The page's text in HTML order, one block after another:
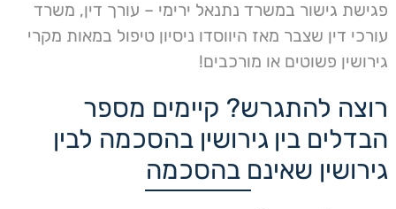
פגישת גישור במשרד נתנאל ירימי – עורך דין, משרד
עורכי דין שצבר מאז היווסדו ניסיון טיפול במאות מקרי
גירושין פשוטים או מורכבים!
רוצה להתגרש? קיימים מספר
הבדלים בין גירושין בהסכמה לבין
גירושין שאינם בהסכמה